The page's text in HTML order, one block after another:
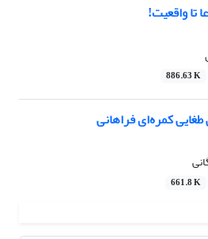
تا واقعیت!
886.63 K
کمره‌ای ‌فراهانی
661.8 K